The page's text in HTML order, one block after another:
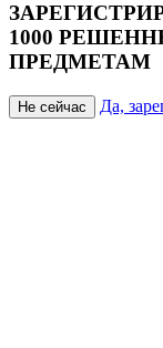
1000
ПРЕДМЕТАМ
Не сейчас Да,